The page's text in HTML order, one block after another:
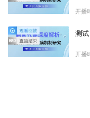
开播
测试
开播